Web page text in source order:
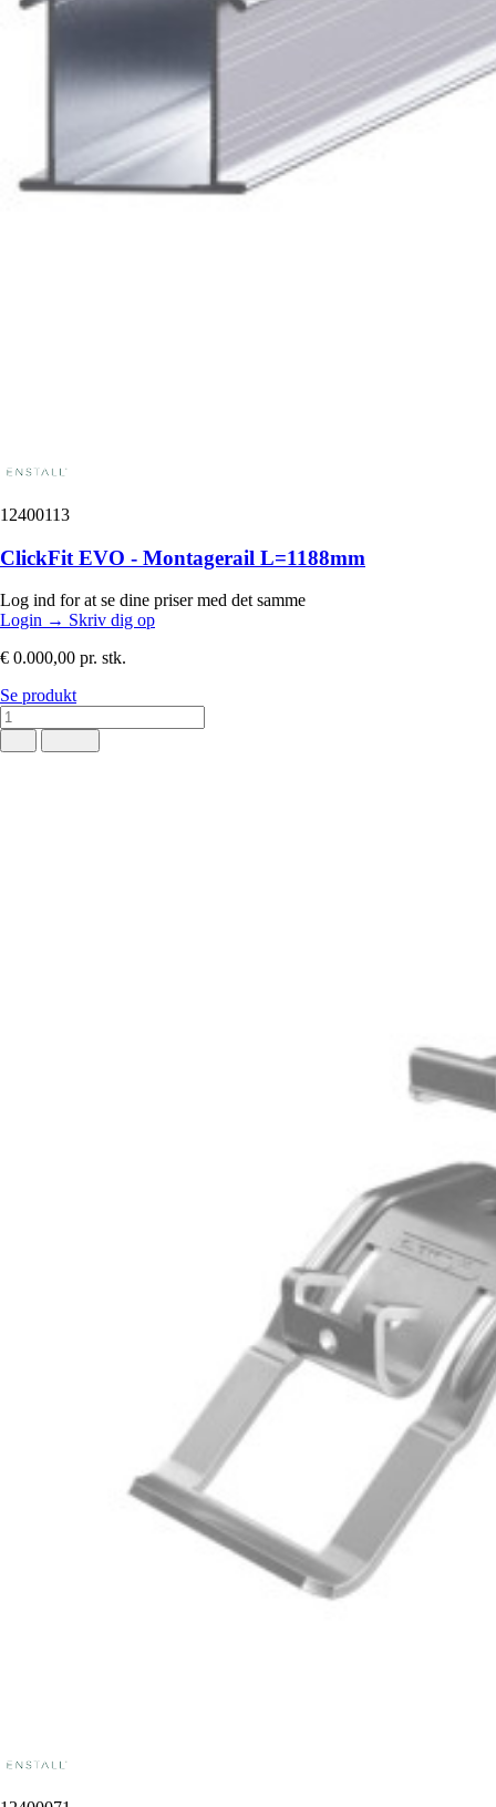
12400113
ClickFit EVO - Montagerail L=1188mm
Log ind for at se dine priser med det samme
Login → Skriv dig op
€ 0.000,00 pr. stk.
Se produkt